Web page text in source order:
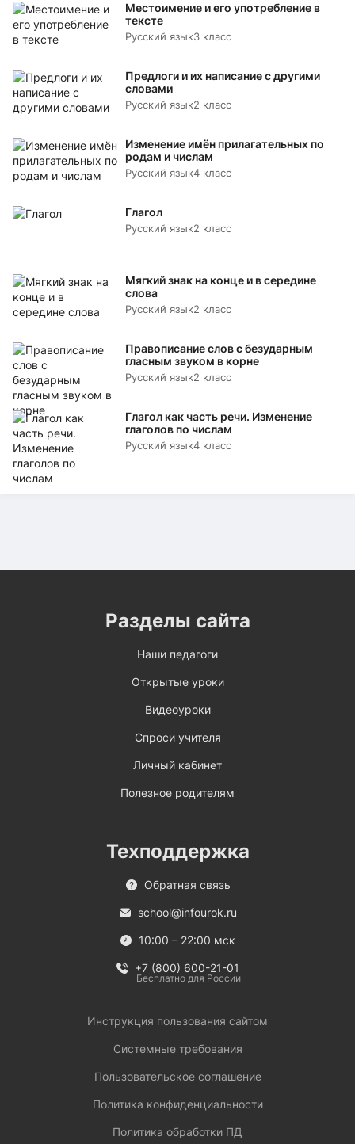
Местоимение и его употребление в
тексте
Русский язык3 класс
Предлоги и их написание с другими
словами
Русский язык2 класс
Изменение имён прилагательных по
родам и числам
Русский язык4 класс
Глагол
Русский язык2 класс
Мягкий знак на конце и в середине
слова
Русский язык2 класс
Правописание слов с безударным
гласным звуком в корне
Русский язык2 класс
Глагол как часть речи. Изменение
глаголов по числам
Русский язык4 класс
Разделы сайта
Наши педагоги
Открытые уроки
Видеоуроки
Спроси учителя
Личный кабинет
Полезное родителям
Техподдержка
Обратная связь
school@infourok.ru
10:00 – 22:00 мск
+7 (800) 600-21-01
Бесплатно для России
Инструкция пользования сайтом
Системные требования
Пользовательское соглашение
Политика конфиденциальности
Политика обработки ПД